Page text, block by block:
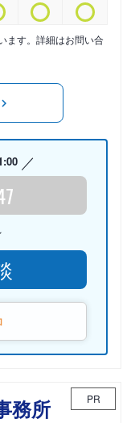
ます。詳細はお問い合
務所 PR